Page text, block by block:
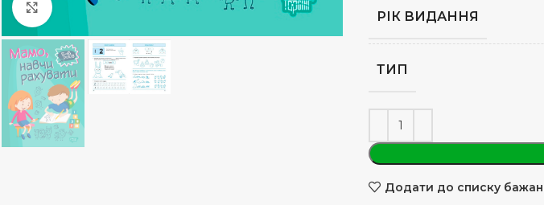
Клацніть, щоб збільшити
РІК ВИДАННЯ
ТИП
Додати до списку